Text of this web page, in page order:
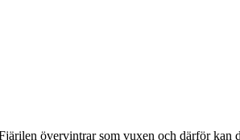
övervintrar som vuxen och därför kan